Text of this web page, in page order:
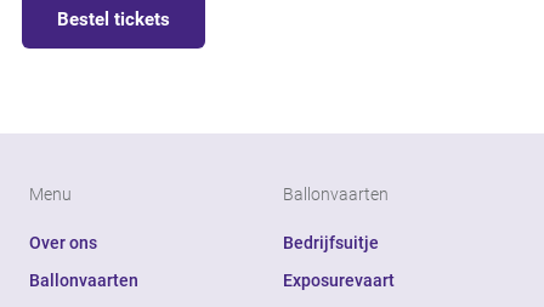
Bestel tickets
Menu
Over ons
Ballonvaarten
Ballonvaarten
Bedrijfsuitje
Exposurevaart